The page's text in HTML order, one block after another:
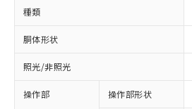
種類
胴体形状
照光/非照光
操作部 操作部形状